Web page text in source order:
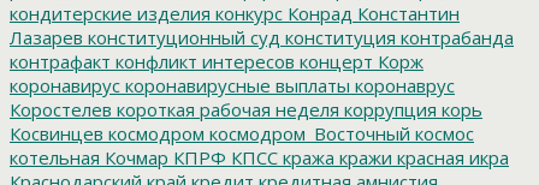
кондитерские изделия конкурс Конрад Константин
Лазарев конституционный суд конституция контрабанда
контрафакт конфликт интересов концерт Корж
коронавирус коронавирусные выплаты коронаврус
Коростелев короткая рабочая неделя коррупция корь
Косвинцев космодром космодром_Восточный космос
котельная Кочмар КПРФ КПСС кража кражи красная икра